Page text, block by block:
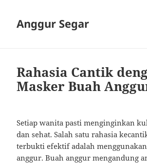
Anggur Segar
Rahasia Cantik
Masker Buah
Setiap wanita pasti menginginkan
dan sehat. Salah satu rahasia
terbukti efektif adalah
anggur. Buah anggur mengandung